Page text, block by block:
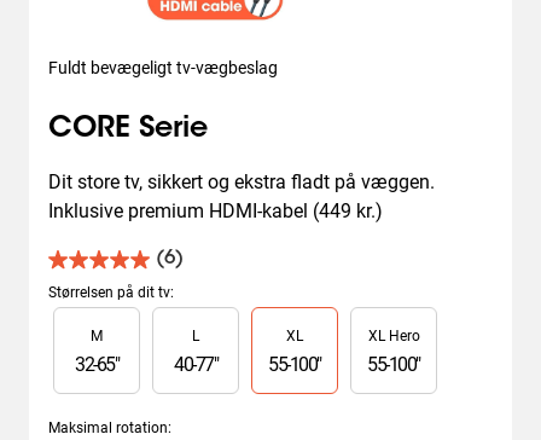
Fuldt bevægeligt tv-vægbeslag
CORE Serie
Dit store tv, sikkert og ekstra fladt på væggen.
Inklusive premium HDMI-kabel (449 kr.)
(6)
5.0
ud
af
stjerner.
6
Størrelsen på dit tv:
Slide 1 of 4
M
32-65"
L
40-77"
XL
55-100"
XL Hero
55-100"
Maksimal rotation: